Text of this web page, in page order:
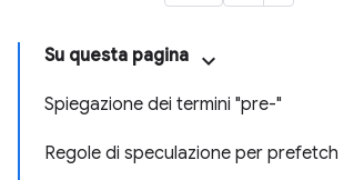
Su questa pagina
Spiegazione dei termini "pre-"
Regole di speculazione per prefetch